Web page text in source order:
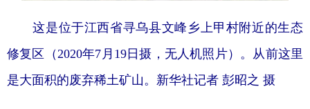
这是位于江西省寻乌县文峰乡上甲村附近的生态
修复区（2020年7月19日摄，无人机照片）。从前这里
是大面积的废弃稀土矿山。新华社记者 彭昭之 摄